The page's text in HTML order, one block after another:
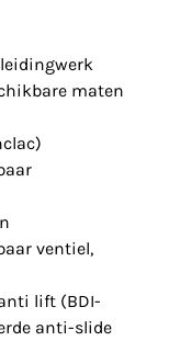
maten
ventiel,
lift (BDI-
anti-slide